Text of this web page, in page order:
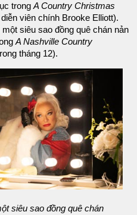
trong A Country Christmas
viên chính Brooke Elliott).
siêu sao đồng quê chán nản
A Nashville Country
tháng 12).
siêu sao đồng quê chán